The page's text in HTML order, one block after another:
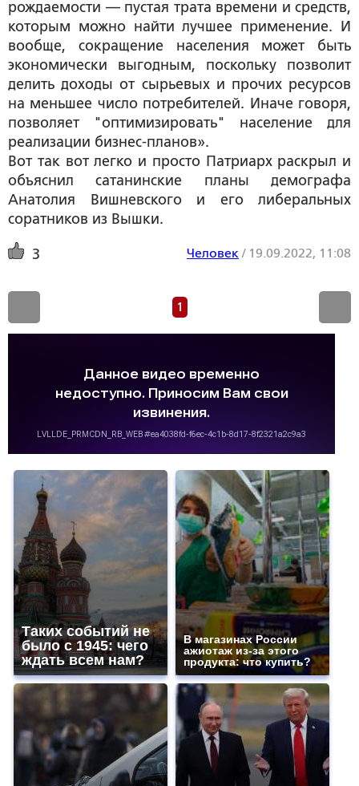
рождаемости — пустая трата времени и средств,
которым можно найти лучшее применение. И
вообще, сокращение населения может быть
экономически выгодным, поскольку позволит
делить доходы от сырьевых и прочих ресурсов
на меньшее число потребителей. Иначе говоря,
позволяет "оптимизировать" население для
реализации бизнес-планов».
Вот так вот легко и просто Патриарх раскрыл и
объяснил сатанинские планы демографа
Анатолия Вишневского и его либеральных
соратников из Вышки.
3 Человек/ 19.09.2022, 11:08
1
Таких событий не
было с 1945: чего
ждать всем нам?
В магазинах России
ажиотаж из-за этого
продукта: что купить?